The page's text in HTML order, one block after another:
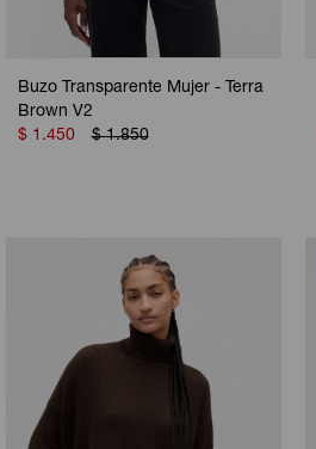
Buzo Transparente Mujer - Terra
Brown V2
$ 1.450 $ 1.850